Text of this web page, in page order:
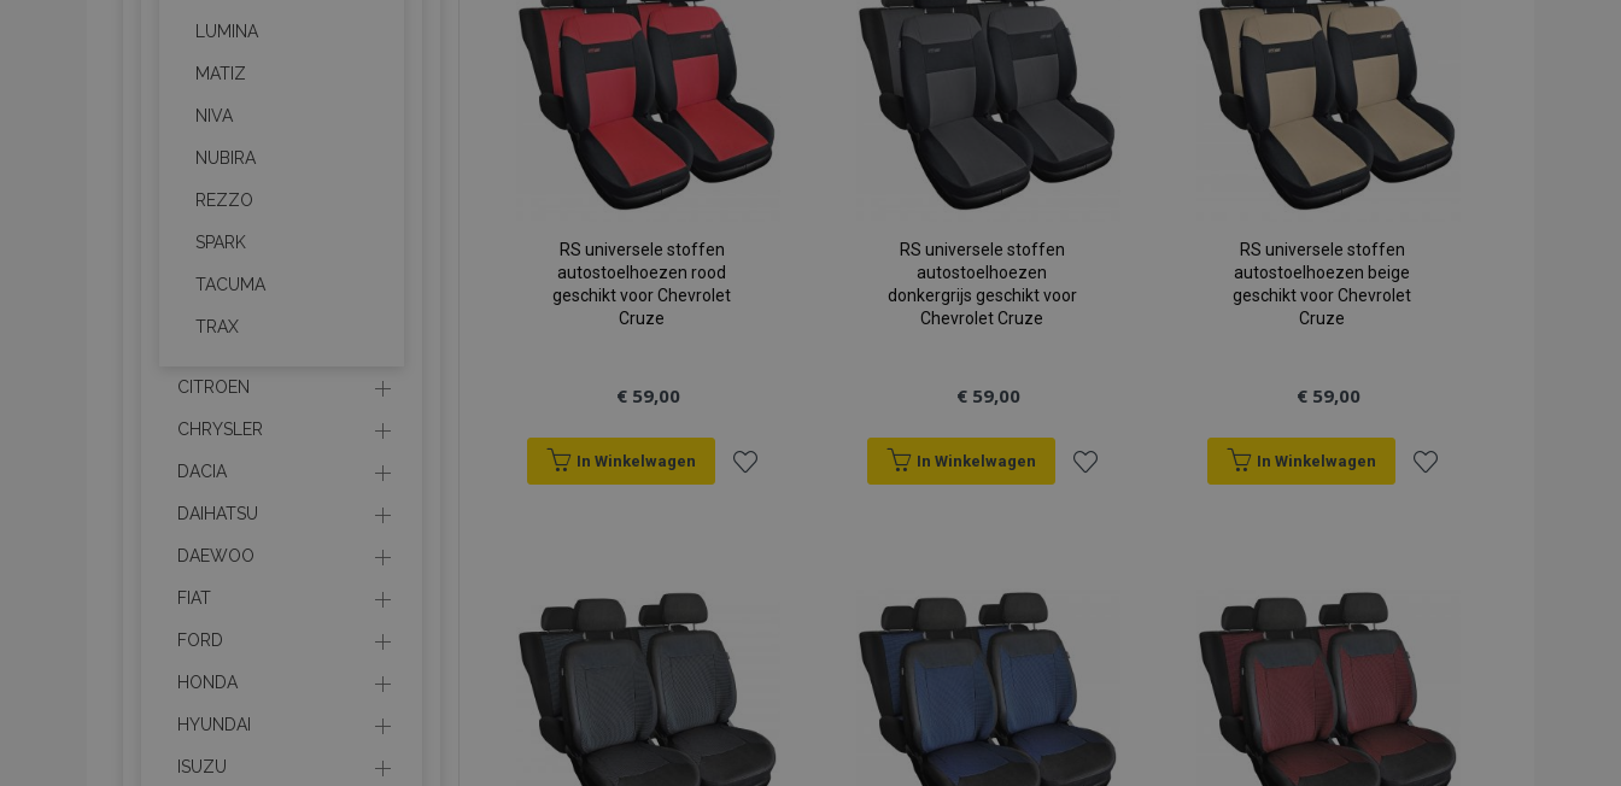
verlanglijst
verlanglijst
verlanglijst
RS universele stoffen
autostoelhoezen rood
geschikt voor Chevrolet
Cruze
€ 59,00
In Winkelwagen
verlanglijst
RS universele stoffen
autostoelhoezen
donkergrijs geschikt voor
Chevrolet Cruze
€ 59,00
In Winkelwagen
verlanglijst
RS universele stoffen
autostoelhoezen beige
geschikt voor Chevrolet
Cruze
€ 59,00
In Winkelwagen
verlanglijst
LUMINA
MATIZ
NIVA
NUBIRA
REZZO
SPARK
TACUMA
TRAX
CITROEN
CHRYSLER
DACIA
DAIHATSU
DAEWOO
FIAT
FORD
HONDA
HYUNDAI
ISUZU